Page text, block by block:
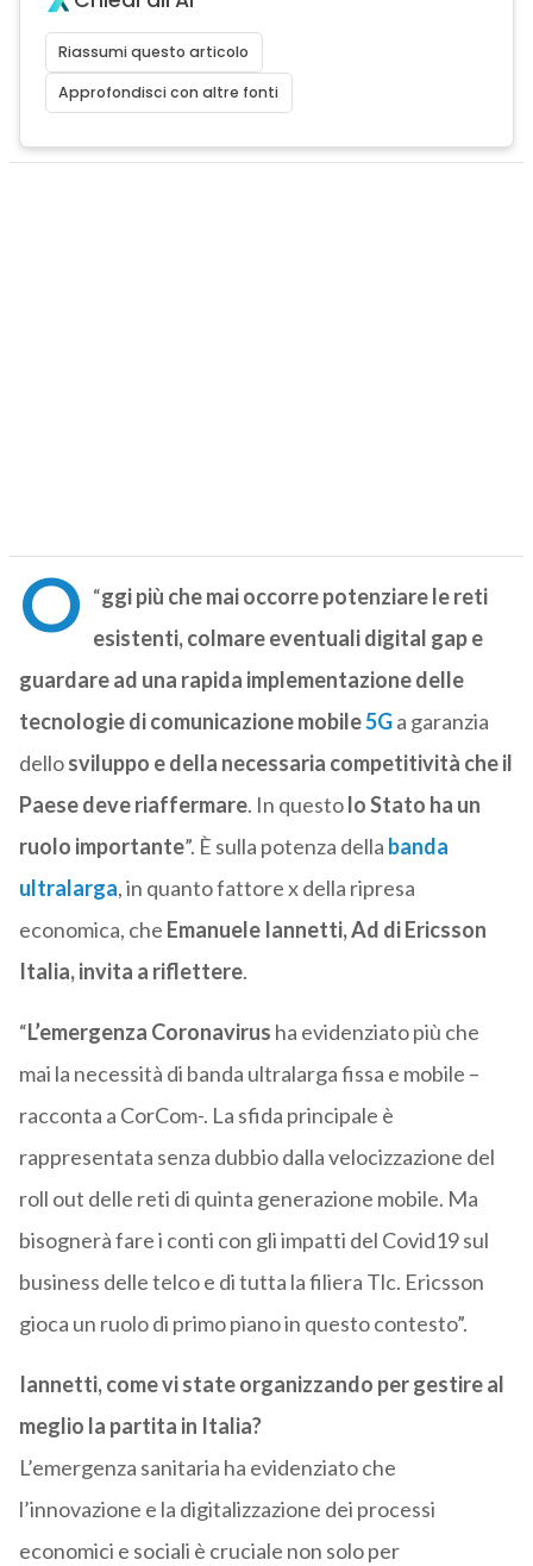
Riassumi questo articolo
Approfondisci con altre fonti
“
O
ggi più che mai occorre potenziare le reti
esistenti, colmare eventuali digital gap e
guardare ad una rapida implementazione delle
tecnologie di comunicazione mobile5Ga garanzia
dellosviluppo e della necessaria competitività che il
Paese deve riaffermare. In questolo Stato ha un
ruolo importante”. È sulla potenza della banda
ultralarga, in quanto fattore x della ripresa
economica, che Emanuele Iannetti, Ad di Ericsson
Italia, invita a riflettere.
“L’emergenza Coronavirus ha evidenziato più che
mai la necessità di banda ultralarga fissa e mobile –
racconta a CorCom-. La sfida principale è
rappresentata senza dubbio dalla velocizzazione del
roll out delle reti di quinta generazione mobile. Ma
bisognerà fare i conti con gli impatti del Covid19 sul
business delle telco e di tutta la filiera Tlc. Ericsson
gioca un ruolo di primo piano in questo contesto”.
Iannetti, come vi state organizzando per gestire al
meglio la partita in Italia?
L’emergenza sanitaria ha evidenziato che
l’innovazione e la digitalizzazione dei processi
economici e sociali è cruciale non solo per